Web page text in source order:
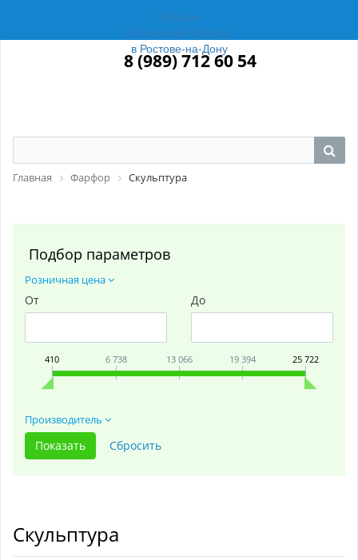
Магазин
Российский Фарфор
в Ростове-на-Дону
8 (989) 712 60 54
Главная Фарфор Скульптура
Подбор параметров
Розничная цена
От До
410 6 738 13 066 19 394 25 722
Производитель
Скульптура